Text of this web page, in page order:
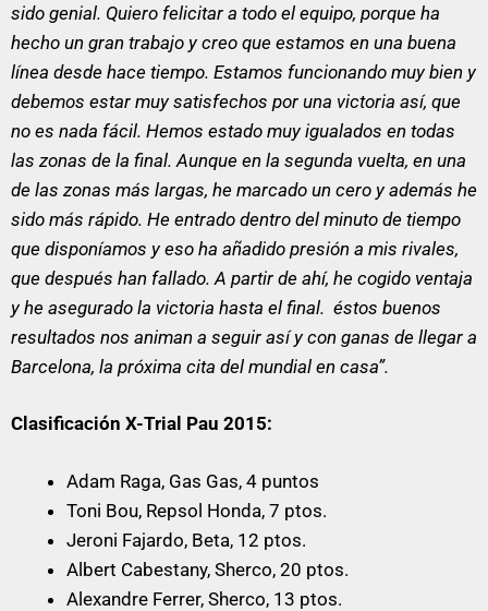
sido genial. Quiero felicitar a todo el equipo, porque ha
hecho un gran trabajo y creo que estamos en una buena
línea desde hace tiempo. Estamos funcionando muy bien y
debemos estar muy satisfechos por una victoria así, que
no es nada fácil. Hemos estado muy igualados en todas
las zonas de la final. Aunque en la segunda vuelta, en una
de las zonas más largas, he marcado un cero y además he
sido más rápido. He entrado dentro del minuto de tiempo
que disponíamos y eso ha añadido presión a mis rivales,
que después han fallado. A partir de ahí, he cogido ventaja
y he asegurado la victoria hasta el final. éstos buenos
resultados nos animan a seguir así y con ganas de llegar a
Barcelona, la próxima cita del mundial en casa”.
Clasificación X-Trial Pau 2015:
Adam Raga, Gas Gas, 4 puntos
Toni Bou, Repsol Honda, 7 ptos.
Jeroni Fajardo, Beta, 12 ptos.
Albert Cabestany, Sherco, 20 ptos.
Alexandre Ferrer, Sherco, 13 ptos.